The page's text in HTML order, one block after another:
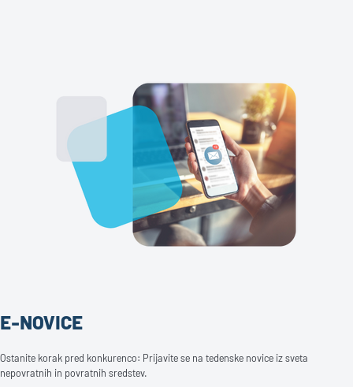
E-NOVICE
Ostanite korak pred konkurenco: Prijavite se na tedenske novice iz sveta
nepovratnih in povratnih sredstev.